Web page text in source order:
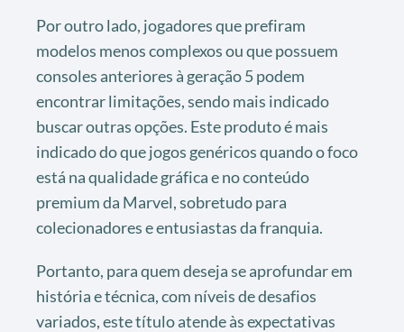
Por outro lado, jogadores que prefiram
modelos menos complexos ou que possuem
consoles anteriores à geração 5 podem
encontrar limitações, sendo mais indicado
buscar outras opções. Este produto é mais
indicado do que jogos genéricos quando o foco
está na qualidade gráfica e no conteúdo
premium da Marvel, sobretudo para
colecionadores e entusiastas da franquia.
Portanto, para quem deseja se aprofundar em
história e técnica, com níveis de desafios
variados, este título atende às expectativas